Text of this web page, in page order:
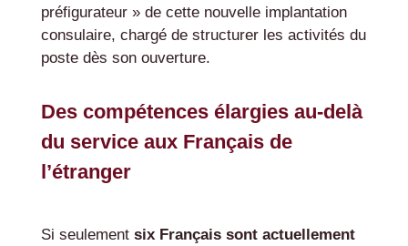
préfigurateur » de cette nouvelle implantation
consulaire, chargé de structurer les activités du
poste dès son ouverture.
Des compétences élargies au-delà
du service aux Français de
l’étranger
Si seulement six Français sont actuellement